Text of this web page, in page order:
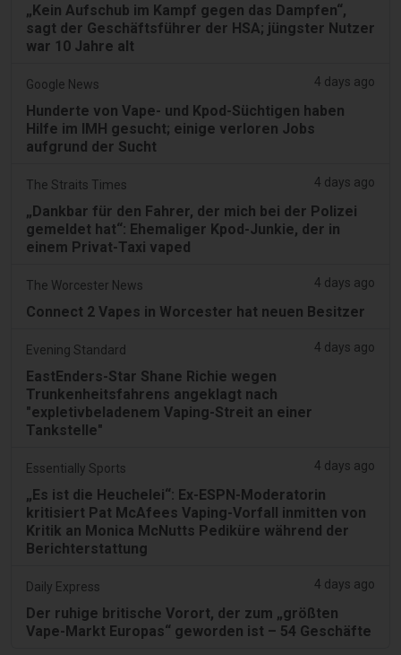
„Kein Aufschub im Kampf gegen das Dampfen“,
sagt der Geschäftsführer der HSA; jüngster Nutzer
war 10 Jahre alt
Google News 4 days ago
Hunderte von Vape- und Kpod-Süchtigen haben
Hilfe im IMH gesucht; einige verloren Jobs
aufgrund der Sucht
The Straits Times 4 days ago
„Dankbar für den Fahrer, der mich bei der Polizei
gemeldet hat“: Ehemaliger Kpod-Junkie, der in
einem Privat-Taxi vaped
The Worcester News 4 days ago
Connect 2 Vapes in Worcester hat neuen Besitzer
Evening Standard 4 days ago
EastEnders-Star Shane Richie wegen
Trunkenheitsfahrens angeklagt nach
"expletivbeladenem Vaping-Streit an einer
Tankstelle"
Essentially Sports 4 days ago
„Es ist die Heuchelei“: Ex-ESPN-Moderatorin
kritisiert Pat McAfees Vaping-Vorfall inmitten von
Kritik an Monica McNutts Pediküre während der
Berichterstattung
Daily Express 4 days ago
Der ruhige britische Vorort, der zum „größten
Vape-Markt Europas“ geworden ist – 54 Geschäfte